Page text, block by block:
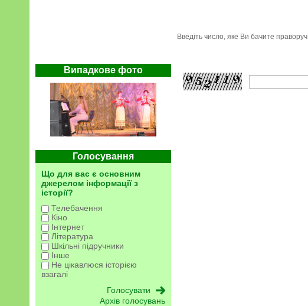
Випадкове фото
Голосування
Що для вас є основним
джерелом інформації з
історії?
Телебачення
Кіно
Інтернет
Література
Шкільні підручники
Інше
Не цікавлюся історією
взагалі
Архів голосувань
Введіть число, яке Ви бачите праворуч